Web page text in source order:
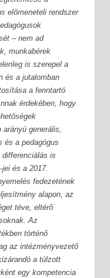
előmeneteli rendszer
– nem ad
munkabérek
is szerepel a
és a jutalomban
a fenntartó
érdekében, hogy
generális,
és a pedagógus
is
és a 2017.
fedezetének
alapon, az
téve, eltérő
Az
történő
az intézményvezető
a túlzott
egy kompetencia